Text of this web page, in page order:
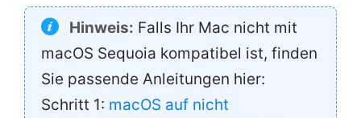
Hinweis: Falls Ihr Mac nicht mit
macOS Sequoia kompatibel ist, finden
Sie passende Anleitungen hier:
Schritt 1: macOS auf nicht